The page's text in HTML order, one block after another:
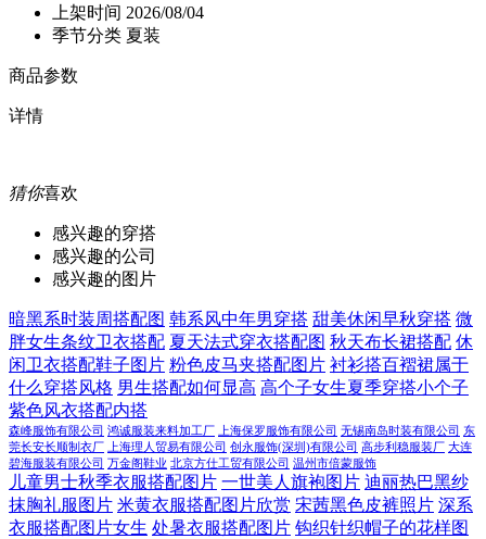
上架时间 2026/08/04
季节分类 夏装
商品参数
详情
猜你喜欢
感兴趣的穿搭
感兴趣的公司
感兴趣的图片
暗黑系时装周搭配图 韩系风中年男穿搭 甜美休闲早秋穿搭 微
胖女生条纹卫衣搭配 夏天法式穿衣搭配图 秋天布长裙搭配 休
闲卫衣搭配鞋子图片 粉色皮马夹搭配图片 衬衫搭百褶裙属于
什么穿搭风格 男生搭配如何显高 高个子女生夏季穿搭小个子
紫色风衣搭配内搭
森峰服饰有限公司 鸿诚服装来料加工厂 上海保罗服饰有限公司 无锡南岛时装有限公司 东
莞长安长顺制衣厂
上海理人贸易有限公司 创永服饰(深圳)有限公司 高步利稳服装厂 大连
碧海服装有限公司 万金阁鞋业 北京方仕工贸有限公司 温州市倍蒙服饰
儿童男士秋季衣服搭配图片 一世美人旗袍图片 迪丽热巴黑纱
抹胸礼服图片 米黄衣服搭配图片欣赏 宋茜黑色皮裤照片 深系
衣服搭配图片女生 处暑衣服搭配图片 钩织针织帽子的花样图